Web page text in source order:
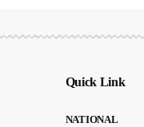
Quick Link
NATIONAL